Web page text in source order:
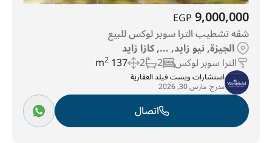
9,000,000
EGP
شقه تشطيب الترا سوبر لوكس للبيع
الجيزة, نيو زايد, ..., كازا زايد
الترا سوبر لوكس 2
2
137 m
2
استشارات ويست فيلد العقارية
مدرج:مارس 30, 2026
اتصال